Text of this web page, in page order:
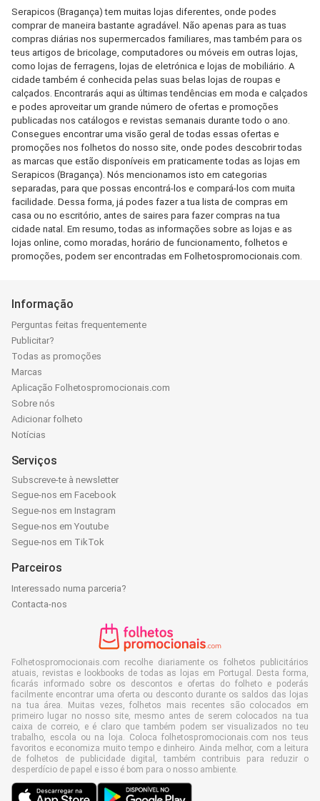
Serapicos (Bragança) tem muitas lojas diferentes, onde podes
comprar de maneira bastante agradável. Não apenas para as tuas
compras diárias nos supermercados familiares, mas também para os
teus artigos de bricolage, computadores ou móveis em outras lojas,
como lojas de ferragens, lojas de eletrónica e lojas de mobiliário. A
cidade também é conhecida pelas suas belas lojas de roupas e
calçados. Encontrarás aqui as últimas tendências em moda e calçados
e podes aproveitar um grande número de ofertas e promoções
publicadas nos catálogos e revistas semanais durante todo o ano.
Consegues encontrar uma visão geral de todas essas ofertas e
promoções nos folhetos do nosso site, onde podes descobrir todas
as marcas que estão disponíveis em praticamente todas as lojas em
Serapicos (Bragança). Nós mencionamos isto em categorias
separadas, para que possas encontrá-los e compará-los com muita
facilidade. Dessa forma, já podes fazer a tua lista de compras em
casa ou no escritório, antes de saires para fazer compras na tua
cidade natal. Em resumo, todas as informações sobre as lojas e as
lojas online, como moradas, horário de funcionamento, folhetos e
promoções, podem ser encontradas em Folhetospromocionais.com.
Informação
Perguntas feitas frequentemente
Publicitar?
Todas as promoções
Marcas
Aplicação Folhetospromocionais.com
Sobre nós
Adicionar folheto
Notícias
Serviços
Subscreve-te à newsletter
Segue-nos em Facebook
Segue-nos em Instagram
Segue-nos em Youtube
Segue-nos em TikTok
Parceiros
Interessado numa parceria?
Contacta-nos
Folhetospromocionais.com recolhe diariamente os folhetos publicitários
atuais, revistas e lookbooks de todas as lojas em Portugal. Desta forma,
ficarás informado sobre os descontos e ofertas do folheto e poderás
facilmente encontrar uma oferta ou desconto durante os saldos das lojas
na tua área. Muitas vezes, folhetos mais recentes são colocados em
primeiro lugar no nosso site, mesmo antes de serem colocados na tua
caixa de correio, e é claro que também podem ser visualizados no teu
trabalho, escola ou na loja. Coloca folhetospromocionais.com nos teus
favoritos e economiza muito tempo e dinheiro. Ainda melhor, com a leitura
de folhetos de publicidade digital, também contribuis para reduzir o
desperdício de papel e isso é bom para o nosso ambiente.